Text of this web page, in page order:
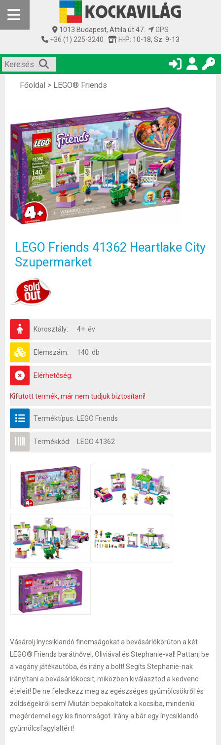
1013 Budapest, Attila út 47.
GPS
+36 (1) 225-3240
H-P: 10-18, Sz: 9-13
Főoldal > LEGO® Friends
LEGO Friends 41362 Heartlake City
Szupermarket
Korosztály: 4+ év
Elemszám: 140 db
Elérhetőség:
Kifutott termék, már nem tudjuk biztosítani!
Terméktípus: LEGO Friends
Termékkód: LEGO 41362
Vásárolj ínycsiklandó finomságokat a bevásárlókörúton a két
LEGO® Friends barátnővel, Oliviával és Stephanie-val! Pattanj be
a vagány játékautóba, és irány a bolt! Segíts Stephanie-nak
irányítani a bevásárlókocsit, miközben kiválasztod a kedvenc
ételeit! De ne feledkezz meg az egészséges gyümölcsökről és
zöldségekről sem! Miután bepakoltatok a kocsiba, mindenki
megérdemel egy kis finomságot. Irány a bár egy ínycsiklandó
gyümölcsfagylaltért!